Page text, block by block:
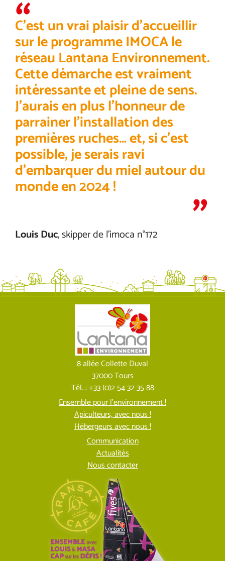
C’est un vrai plaisir d’accueillir
sur le programme IMOCA le
réseau Lantana Environnement.
Cette démarche est vraiment
intéressante et pleine de sens.
J’aurais en plus l’honneur de
parrainer l’installation des
premières ruches… et, si c’est
possible, je serais ravi
d’embarquer du miel autour du
monde en 2024 !
Louis Duc, skipper de l’imoca n°172
8 allée Collette Duval
37000 Tours
Tél. : +33 (0)2 54 32 35 88
Ensemble pour l’environnement !
Apiculteurs, avec nous !
Hébergeurs avec nous !
Communication
Actualités
Nous contacter